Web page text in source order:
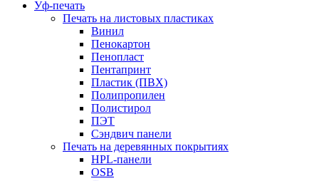
Уф-печать
Печать на листовых пластиках
Винил
Пенокартон
Пенопласт
Пентапринт
Пластик (ПВХ)
Полипропилен
Полистирол
ПЭТ
Сэндвич панели
Печать на деревянных покрытиях
HPL-панели
OSB